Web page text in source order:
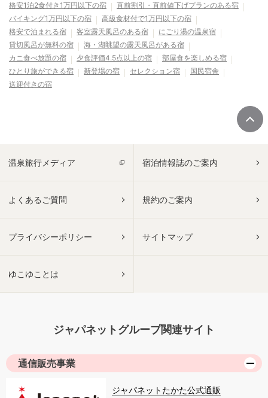
格安1泊2食付き1万円以下の宿
直前割引・直前値下げプランのある宿
バイキング1万円以下の宿
高級食材付で1万円以下の宿
格安で泊まれる宿
客室露天風呂のある宿
にごり湯の温泉宿
貸切風呂が無料の宿
海・湖眺望の露天風呂がある宿
カニ食べ放題の宿
夕食評価4.5点以上の宿
部屋食を楽しめる宿
ひとり旅ができる宿
新登場の宿 セレクション宿
国民宿舎
送迎付きの宿
温泉旅行メディア 宿泊情報誌のご案内
よくあるご質問 規約のご案内
プライバシーポリシー サイトマップ
ゆこゆことは
ジャパネットグループ関連サイト
通信販売事業
ジャパネットたかた公式通販